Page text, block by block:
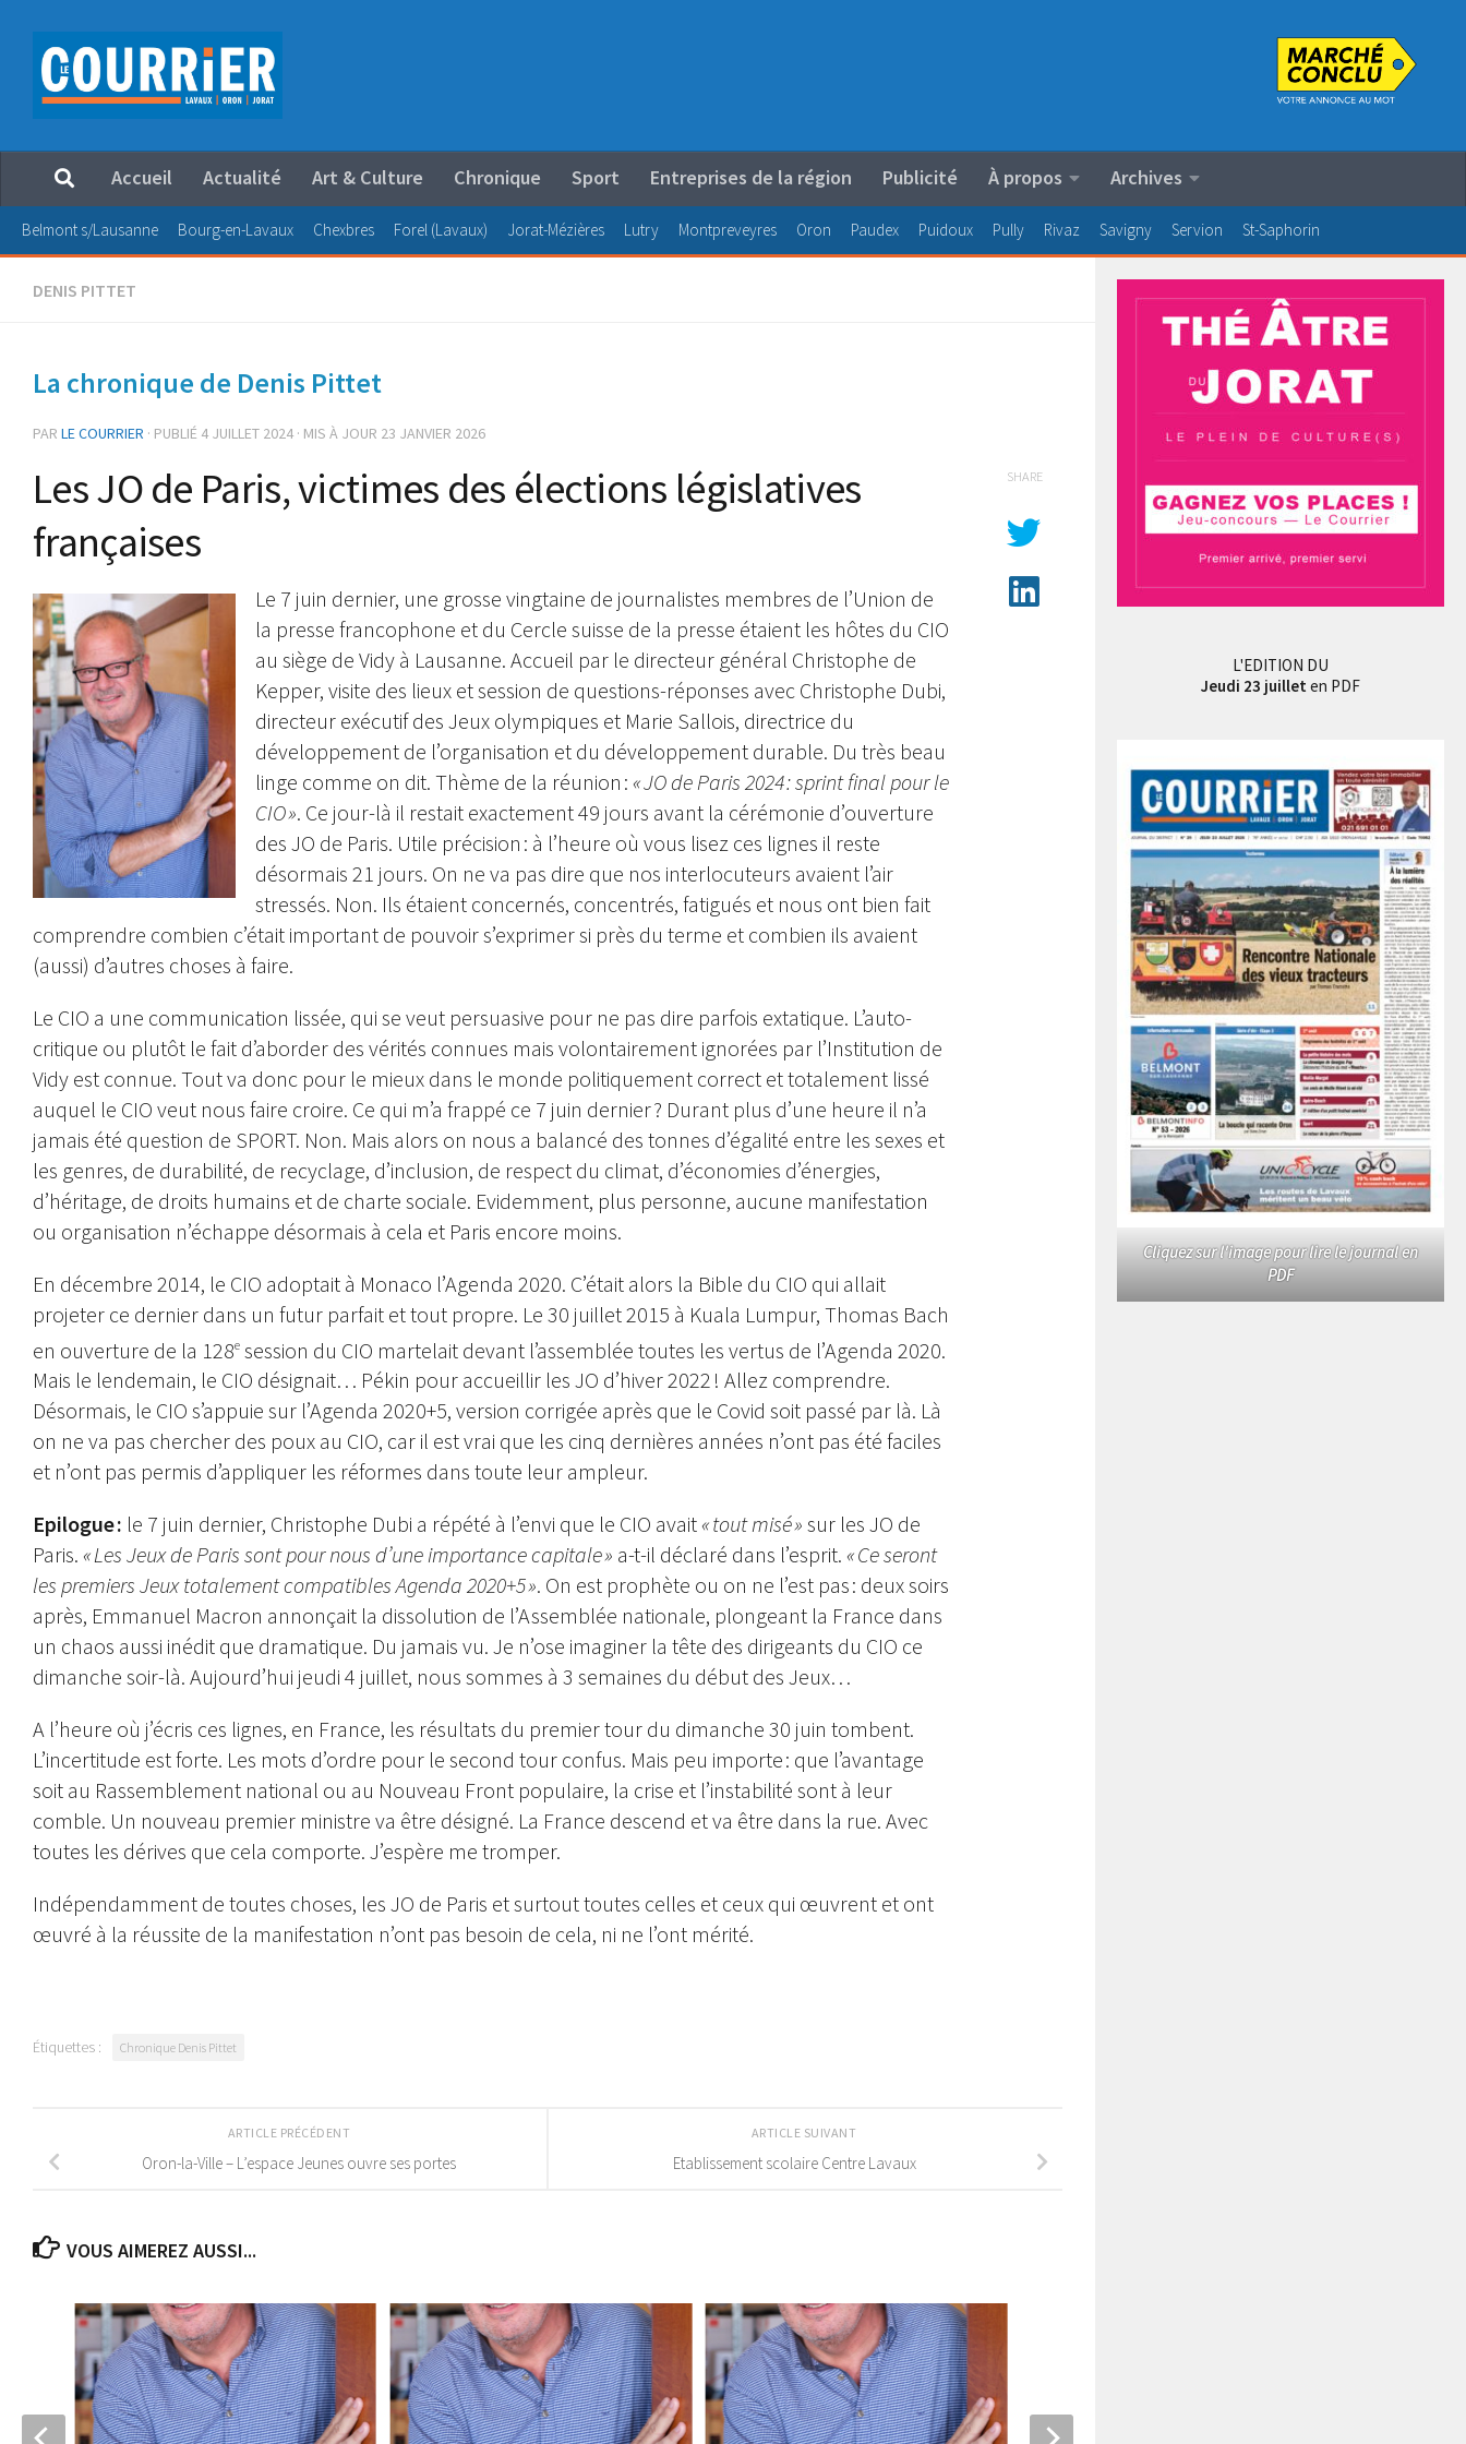
Au dessous du contenu
Accueil Actualité Art & Culture Chronique Sport Entreprises de la région Publicité À propos Archives
Belmont s/Lausanne Bourg-en-Lavaux Chexbres Forel (Lavaux) Jorat-Mézières Lutry Montpreveyres Oron Paudex Puidoux Pully Rivaz Savigny Servion St-Saphorin
DENIS PITTET
La chronique de Denis Pittet
PAR LE COURRIER · PUBLIÉ 4 JUILLET 2024 · MIS À JOUR 23 JANVIER 2026
Les JO de Paris, victimes des élections législatives
françaises
Le 7 juin dernier, une grosse vingtaine de journalistes membres de l’Union de
la presse francophone et du Cercle suisse de la presse étaient les hôtes du CIO
au siège de Vidy à Lausanne. Accueil par le directeur général Christophe de
Kepper, visite des lieux et session de questions-réponses avec Christophe Dubi,
directeur exécutif des Jeux olympiques et Marie Sallois, directrice du
développement de l’organisation et du développement durable. Du très beau
linge comme on dit. Thème de la réunion : « JO de Paris 2024 : sprint final pour le
CIO ». Ce jour-là il restait exactement 49 jours avant la cérémonie d’ouverture
des JO de Paris. Utile précision : à l’heure où vous lisez ces lignes il reste
désormais 21 jours. On ne va pas dire que nos interlocuteurs avaient l’air
stressés. Non. Ils étaient concernés, concentrés, fatigués et nous ont bien fait
comprendre combien c’était important de pouvoir s’exprimer si près du terme et combien ils avaient
(aussi) d’autres choses à faire.
Le CIO a une communication lissée, qui se veut persuasive pour ne pas dire parfois extatique. L’auto-
critique ou plutôt le fait d’aborder des vérités connues mais volontairement ignorées par l’Institution de
Vidy est connue. Tout va donc pour le mieux dans le monde politiquement correct et totalement lissé
auquel le CIO veut nous faire croire. Ce qui m’a frappé ce 7 juin dernier ? Durant plus d’une heure il n’a
jamais été question de SPORT. Non. Mais alors on nous a balancé des tonnes d’égalité entre les sexes et
les genres, de durabilité, de recyclage, d’inclusion, de respect du climat, d’économies d’énergies,
d’héritage, de droits humains et de charte sociale. Evidemment, plus personne, aucune manifestation
ou organisation n’échappe désormais à cela et Paris encore moins.
En décembre 2014, le CIO adoptait à Monaco l’Agenda 2020. C’était alors la Bible du CIO qui allait
projeter ce dernier dans un futur parfait et tout propre. Le 30 juillet 2015 à Kuala Lumpur, Thomas Bach
en ouverture de la 128e session du CIO martelait devant l’assemblée toutes les vertus de l’Agenda 2020.
Mais le lendemain, le CIO désignait… Pékin pour accueillir les JO d’hiver 2022 ! Allez comprendre.
Désormais, le CIO s’appuie sur l’Agenda 2020+5, version corrigée après que le Covid soit passé par là. Là
on ne va pas chercher des poux au CIO, car il est vrai que les cinq dernières années n’ont pas été faciles
et n’ont pas permis d’appliquer les réformes dans toute leur ampleur.
Epilogue : le 7 juin dernier, Christophe Dubi a répété à l’envi que le CIO avait « tout misé » sur les JO de
Paris. « Les Jeux de Paris sont pour nous d’une importance capitale » a-t-il déclaré dans l’esprit. « Ce seront
les premiers Jeux totalement compatibles Agenda 2020+5 ». On est prophète ou on ne l’est pas : deux soirs
après, Emmanuel Macron annonçait la dissolution de l’Assemblée nationale, plongeant la France dans
un chaos aussi inédit que dramatique. Du jamais vu. Je n’ose imaginer la tête des dirigeants du CIO ce
dimanche soir-là. Aujourd’hui jeudi 4 juillet, nous sommes à 3 semaines du début des Jeux…
A l’heure où j’écris ces lignes, en France, les résultats du premier tour du dimanche 30 juin tombent.
L’incertitude est forte. Les mots d’ordre pour le second tour confus. Mais peu importe : que l’avantage
soit au Rassemblement national ou au Nouveau Front populaire, la crise et l’instabilité sont à leur
comble. Un nouveau premier ministre va être désigné. La France descend et va être dans la rue. Avec
toutes les dérives que cela comporte. J’espère me tromper.
Indépendamment de toutes choses, les JO de Paris et surtout toutes celles et ceux qui œuvrent et ont
œuvré à la réussite de la manifestation n’ont pas besoin de cela, ni ne l’ont mérité.
SHARE
Étiquettes : Chronique Denis Pittet
ARTICLE SUIVANT
Etablissement scolaire Centre Lavaux
ARTICLE PRÉCÉDENT
Oron-la-Ville – L’espace Jeunes ouvre ses portes
VOUS AIMEREZ AUSSI...
L'EDITION DU
Jeudi 23 juillet en PDF
Cliquez sur l'image pour lire le journal en
PDF